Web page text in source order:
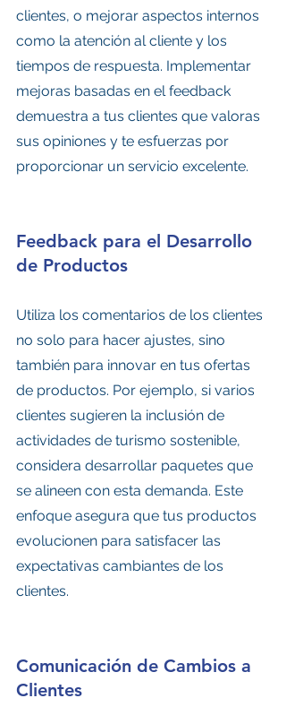
clientes, o mejorar aspectos internos
como la atención al cliente y los
tiempos de respuesta. Implementar
mejoras basadas en el feedback
demuestra a tus clientes que valoras
sus opiniones y te esfuerzas por
proporcionar un servicio excelente.
Feedback para el Desarrollo
de Productos
Utiliza los comentarios de los clientes
no solo para hacer ajustes, sino
también para innovar en tus ofertas
de productos. Por ejemplo, si varios
clientes sugieren la inclusión de
actividades de turismo sostenible,
considera desarrollar paquetes que
se alineen con esta demanda. Este
enfoque asegura que tus productos
evolucionen para satisfacer las
expectativas cambiantes de los
clientes.
Comunicación de Cambios a
Clientes